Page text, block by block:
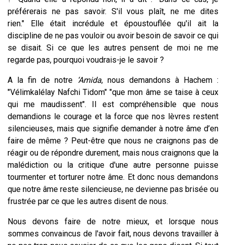
préférerais ne pas savoir. S'il vous plaît, ne me dites
rien." Elle était incrédule et époustouflée qu'il ait la
discipline de ne pas vouloir ou avoir besoin de savoir ce qui
se disait. Si ce que les autres pensent de moi ne me
regarde pas, pourquoi voudrais-je le savoir ?
A la fin de notre ‘Amida, nous demandons à Hachem :
"Vélimkalélay Nafchi Tidom" "que mon âme se taise à ceux
qui me maudissent". Il est compréhensible que nous
demandions le courage et la force que nos lèvres restent
silencieuses, mais que signifie demander à notre âme d’en
faire de même ? Peut-être que nous ne craignons pas de
réagir ou de répondre durement, mais nous craignons que la
malédiction ou la critique d'une autre personne puisse
tourmenter et torturer notre âme. Et donc nous demandons
que notre âme reste silencieuse, ne devienne pas brisée ou
frustrée par ce que les autres disent de nous.
Nous devons faire de notre mieux, et lorsque nous
sommes convaincus de l'avoir fait, nous devons travailler à